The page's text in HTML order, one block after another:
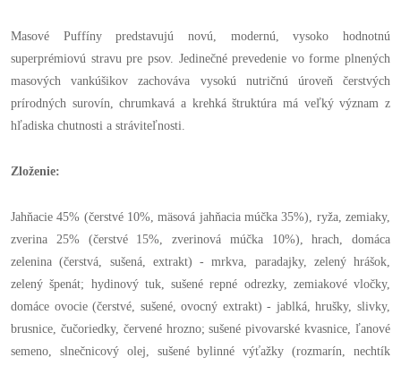
Masové Puffíny predstavujú novú, modernú, vysoko hodnotnú
superprémiovú stravu pre psov. Jedinečné prevedenie vo forme plnených
masových vankúšikov zachováva vysokú nutričnú úroveň čerstvých
prírodných surovín, chrumkavá a krehká štruktúra má veľký význam z
hľadiska chutnosti a stráviteľnosti.
Zloženie:
Jahňacie 45% (čerstvé 10%, mäsová jahňacia múčka 35%), ryža, zemiaky,
zverina 25% (čerstvé 15%, zverinová múčka 10%), hrach, domáca
zelenina (čerstvá, sušená, extrakt) - mrkva, paradajky, zelený hrášok,
zelený špenát; hydinový tuk, sušené repné odrezky, zemiakové vločky,
domáce ovocie (čerstvé, sušené, ovocný extrakt) - jablká, hrušky, slivky,
brusnice, čučoriedky, červené hrozno; sušené pivovarské kvasnice, ľanové
semeno, slnečnicový olej, sušené bylinné výťažky (rozmarín, nechtík